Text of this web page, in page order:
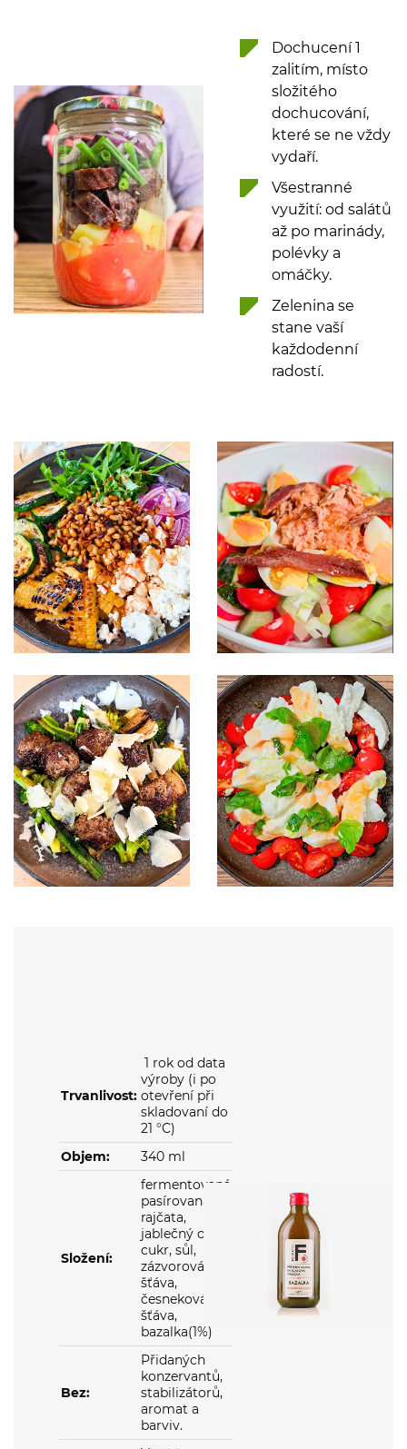
zalitím, místo
složitého
dochucování,
které se ne vždy
vydaří.
Všestranné
využití: od salátů
až po marinády,
polévky a
omáčky.
Zelenina se
stane vaší
každodenní
radostí.
výroby (i po
otevření při
skladovaní do
21 °C)
340 ml
fermentovaná
pasírovaná
rajčata,
jablečný ocet,
cukr, sůl,
zázvorová
šťáva,
česneková
šťáva,
bazalka(1%)
Přidaných
konzervantů,
stabilizátorů,
aromat a
barviv.
Vegan,
šetrně